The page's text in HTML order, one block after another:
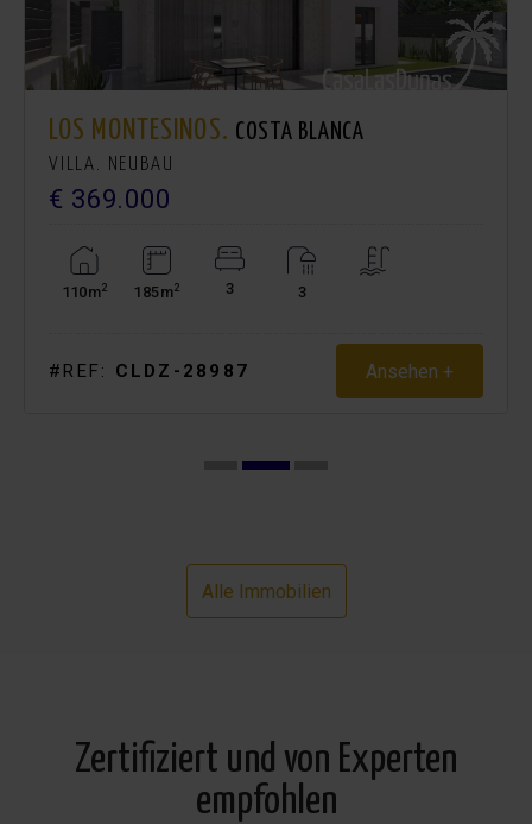
LOS MONTESINOS. COSTA BLANCA
VILLA. NEUBAU
€ 369.000
110m2 185m2 3 3
#REF: CLDZ-28987 Ansehen +
Alle Immobilien
Zertifiziert und von Experten
empfohlen